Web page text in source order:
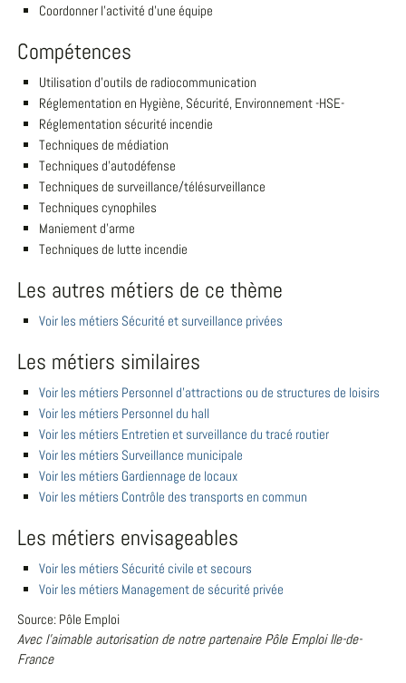
Coordonner l'activité d'une équipe
Compétences
Utilisation d'outils de radiocommunication
Réglementation en Hygiène, Sécurité, Environnement -HSE-
Réglementation sécurité incendie
Techniques de médiation
Techniques d'autodéfense
Techniques de surveillance/télésurveillance
Techniques cynophiles
Maniement d'arme
Techniques de lutte incendie
Les autres métiers de ce thème
Voir les métiers Sécurité et surveillance privées
Les métiers similaires
Voir les métiers Personnel d'attractions ou de structures de loisirs
Voir les métiers Personnel du hall
Voir les métiers Entretien et surveillance du tracé routier
Voir les métiers Surveillance municipale
Voir les métiers Gardiennage de locaux
Voir les métiers Contrôle des transports en commun
Les métiers envisageables
Voir les métiers Sécurité civile et secours
Voir les métiers Management de sécurité privée
Source: Pôle Emploi
Avec l'aimable autorisation de notre partenaire Pôle Emploi Ile-de-
France